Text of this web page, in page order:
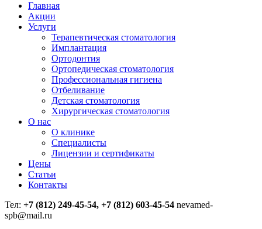
Главная
Акции
Услуги
Терапевтическая стоматология
Имплантация
Ортодонтия
Ортопедическая стоматология
Профессиональная гигиена
Отбеливание
Детская стоматология
Хирургическая стоматология
О нас
О клинике
Специалисты
Лицензии и сертификаты
Цены
Статьи
Контакты
Тел: +7 (812) 249-45-54, +7 (812) 603-45-54 nevamed-
spb@mail.ru